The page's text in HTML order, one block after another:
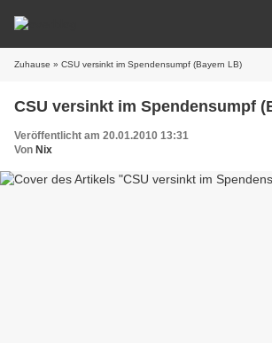
Zuhause » CSU versinkt im Spendensumpf (Bayern LB)
CSU versinkt im Spendensumpf
Veröffentlicht am 20.01.2010 13:31
Von Nix